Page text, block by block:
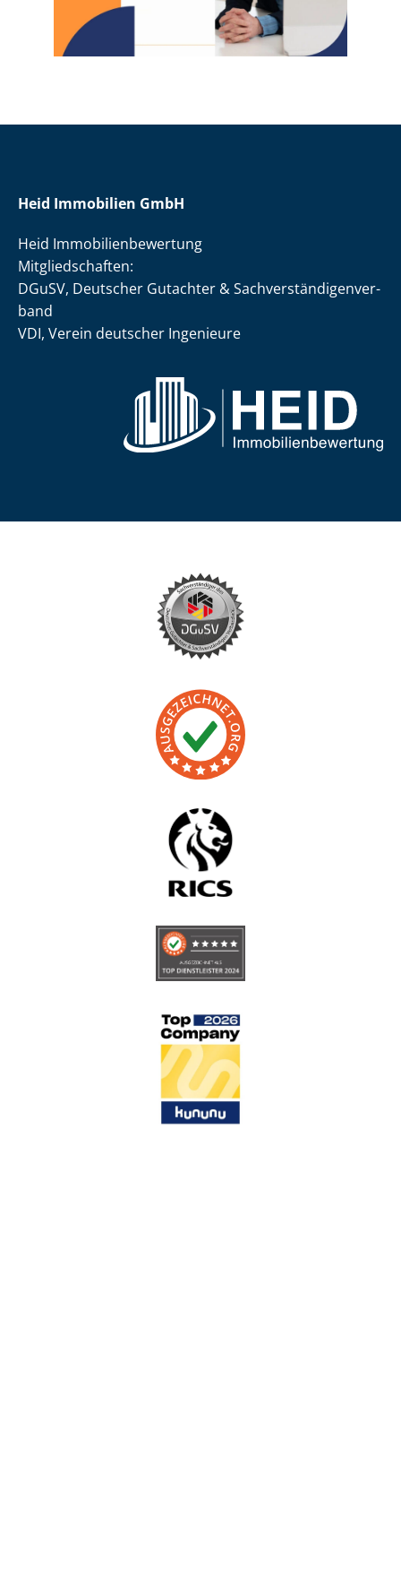
Heid Immobilien GmbH
Heid Im­mo­bi­li­en­be­wer­tung
Mit­glied­schaf­ten:
DGuSV, Deutscher Gutachter & Sach­ver­stän­di­gen­ver­
band
VDI, Verein deutscher Ingenieure